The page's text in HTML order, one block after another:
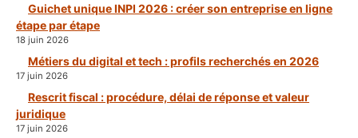
Guichet unique INPI 2026 : créer son entreprise en ligne
étape par étape
18 juin 2026
Métiers du digital et tech : profils recherchés en 2026
17 juin 2026
Rescrit fiscal : procédure, délai de réponse et valeur
juridique
17 juin 2026